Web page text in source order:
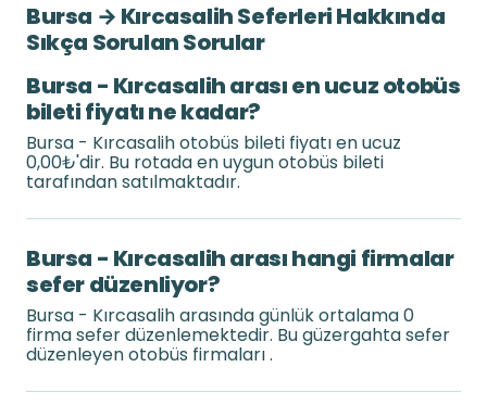
Bursa → Kırcasalih Seferleri Hakkında
Sıkça Sorulan Sorular
Bursa - Kırcasalih arası en ucuz otobüs
bileti fiyatı ne kadar?
Bursa - Kırcasalih otobüs bileti fiyatı en ucuz
0,00₺'dir. Bu rotada en uygun otobüs bileti
tarafından satılmaktadır.
Bursa - Kırcasalih arası hangi firmalar
sefer düzenliyor?
Bursa - Kırcasalih arasında günlük ortalama 0
firma sefer düzenlemektedir. Bu güzergahta sefer
düzenleyen otobüs firmaları .